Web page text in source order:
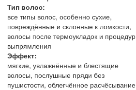
Тип волос:
все типы волос, особенно сухие,
повреждённые и склонные к ломкости,
волосы после термоукладок и процедур
выпрямления
Эффект:
мягкие, увлажнённые и блестящие
волосы, послушные пряди без
пушистости, облегчённое расчёсывание